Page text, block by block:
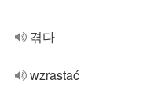
겪다
wzrastać